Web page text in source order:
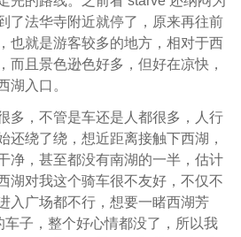
了法华寺附近就停了，原来再往前
也就是游客较多的地方，相对于西
而且景色逊色好多，但好在凉快，
湖入口。
多，不管是车还是人都很多，人行
还绕了绕，想近距离接触下西湖，
净，甚至都没有南湖的一半，估计
湖对我这个骑车很不友好，不仅不
入广场都不行，想要一睹西湖芳
子，整个好心情都没了，所以我